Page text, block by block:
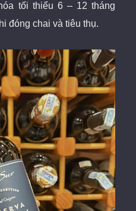
tối thiểu 6 – 12 tháng
đóng chai và tiêu thụ.